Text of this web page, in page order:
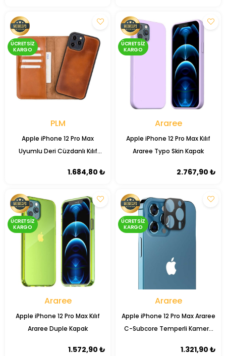
PLM
Apple iPhone 12 Pro Max
Uyumlu Deri Cüzdanlı Kılıf
ÜCRETSIZ
KARGO
1.684,80 ₺
Araree
Apple iPhone 12 Pro Max Kılıf
Araree Typo Skin Kapak
ÜCRETSIZ
KARGO
2.767,90 ₺
Araree
Apple iPhone 12 Pro Max Kılıf
Araree Duple Kapak
ÜCRETSIZ
KARGO
1.572,90 ₺
Araree
Apple iPhone 12 Pro Max Araree
C-Subcore Temperli Kamera
ÜCRETSIZ
KARGO
1.321,90 ₺